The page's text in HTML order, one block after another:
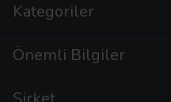
Kategoriler
Önemli Bilgiler